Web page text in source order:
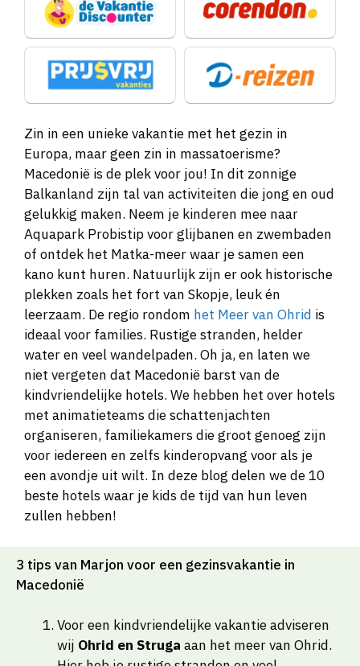
Zin in een unieke vakantie met het gezin in
Europa, maar geen zin in massatoerisme?
Macedonië is de plek voor jou! In dit zonnige
Balkanland zijn tal van activiteiten die jong en oud
gelukkig maken. Neem je kinderen mee naar
Aquapark Probistip voor glijbanen en zwembaden
of ontdek het Matka-meer waar je samen een
kano kunt huren. Natuurlijk zijn er ook historische
plekken zoals het fort van Skopje, leuk én
leerzaam. De regio rondom het Meer van Ohrid is
ideaal voor families. Rustige stranden, helder
water en veel wandelpaden. Oh ja, en laten we
niet vergeten dat Macedonië barst van de
kindvriendelijke hotels. We hebben het over hotels
met animatieteams die schattenjachten
organiseren, familiekamers die groot genoeg zijn
voor iedereen en zelfs kinderopvang voor als je
een avondje uit wilt. In deze blog delen we de 10
beste hotels waar je kids de tijd van hun leven
zullen hebben!
3 tips van Marjon voor een gezinsvakantie in
Macedonië
Voor een kindvriendelijke vakantie adviseren
wij Ohrid en Struga aan het meer van Ohrid.